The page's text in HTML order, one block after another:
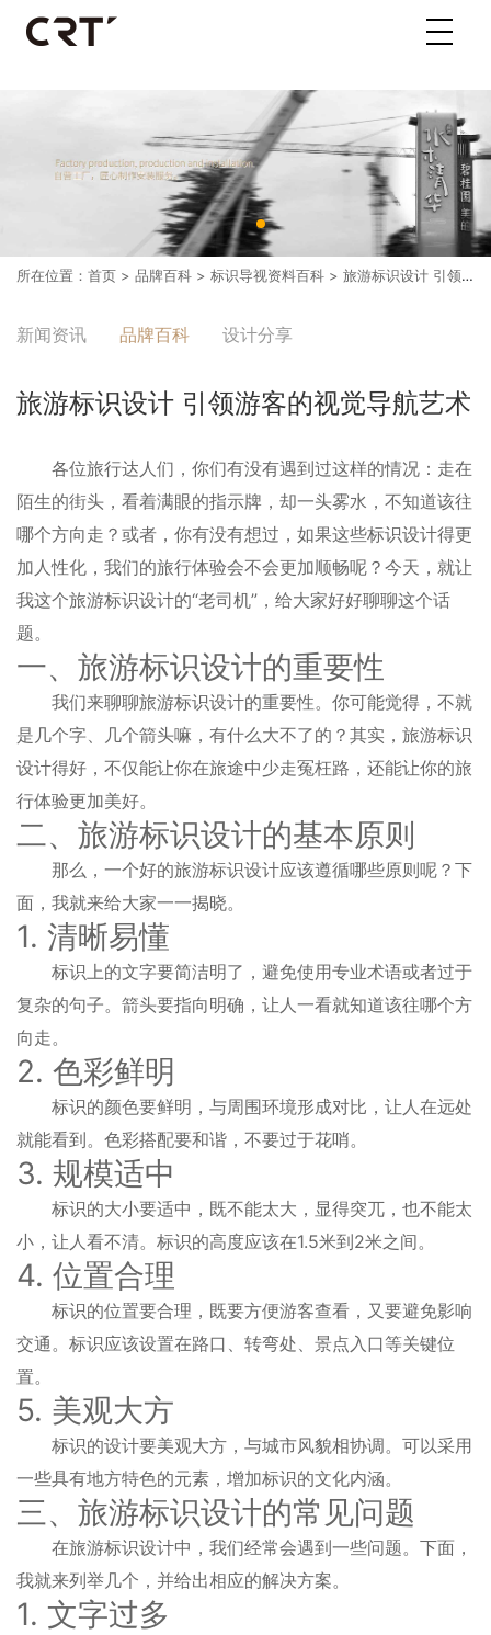
所在位置： 首页 > 品牌百科 > 标识导视资料百科 > 旅游标识设计 引领游客的视觉导航艺术
新闻资讯 品牌百科 设计分享
旅游标识设计 引领游客的视觉导航艺术
各位旅行达人们，你们有没有遇到过这样的情况：走在
陌生的街头，看着满眼的指示牌，却一头雾水，不知道该往
哪个方向走？或者，你有没有想过，如果这些标识设计得更
加人性化，我们的旅行体验会不会更加顺畅呢？今天，就让
我这个旅游标识设计的“老司机”，给大家好好聊聊这个话
题。
一、旅游标识设计的重要性
我们来聊聊旅游标识设计的重要性。你可能觉得，不就
是几个字、几个箭头嘛，有什么大不了的？其实，旅游标识
设计得好，不仅能让你在旅途中少走冤枉路，还能让你的旅
行体验更加美好。
二、旅游标识设计的基本原则
那么，一个好的旅游标识设计应该遵循哪些原则呢？下
面，我就来给大家一一揭晓。
1. 清晰易懂
标识上的文字要简洁明了，避免使用专业术语或者过于
复杂的句子。箭头要指向明确，让人一看就知道该往哪个方
向走。
2. 色彩鲜明
标识的颜色要鲜明，与周围环境形成对比，让人在远处
就能看到。色彩搭配要和谐，不要过于花哨。
3. 规模适中
标识的大小要适中，既不能太大，显得突兀，也不能太
小，让人看不清。标识的高度应该在1.5米到2米之间。
4. 位置合理
标识的位置要合理，既要方便游客查看，又要避免影响
交通。标识应该设置在路口、转弯处、景点入口等关键位
置。
5. 美观大方
标识的设计要美观大方，与城市风貌相协调。可以采用
一些具有地方特色的元素，增加标识的文化内涵。
三、旅游标识设计的常见问题
在旅游标识设计中，我们经常会遇到一些问题。下面，
我就来列举几个，并给出相应的解决方案。
1. 文字过多